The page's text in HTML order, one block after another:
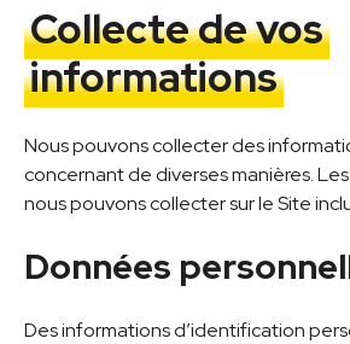
Collecte de vos
informations
Nous pouvons collecter des
concernant de diverses manières.
nous pouvons collecter sur le Site
Données
Des informations d’identification